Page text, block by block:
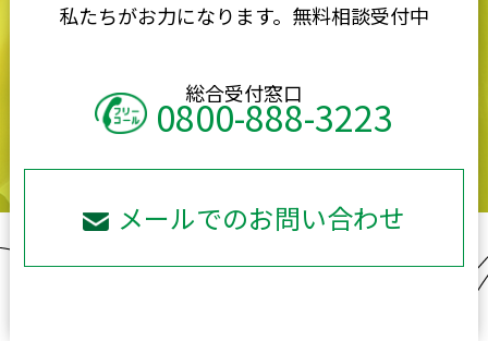
私たちがお力になります。無料相談受付中
総合受付窓口
0800-888-3223
メールでのお問い合わせ